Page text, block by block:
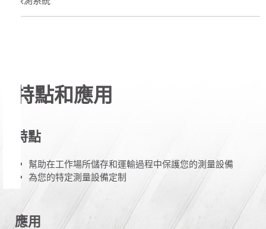
特點和應用
特點
幫助在工作場所儲存和運輸過程中保護您的測量設備
為您的特定測量設備定制
應用